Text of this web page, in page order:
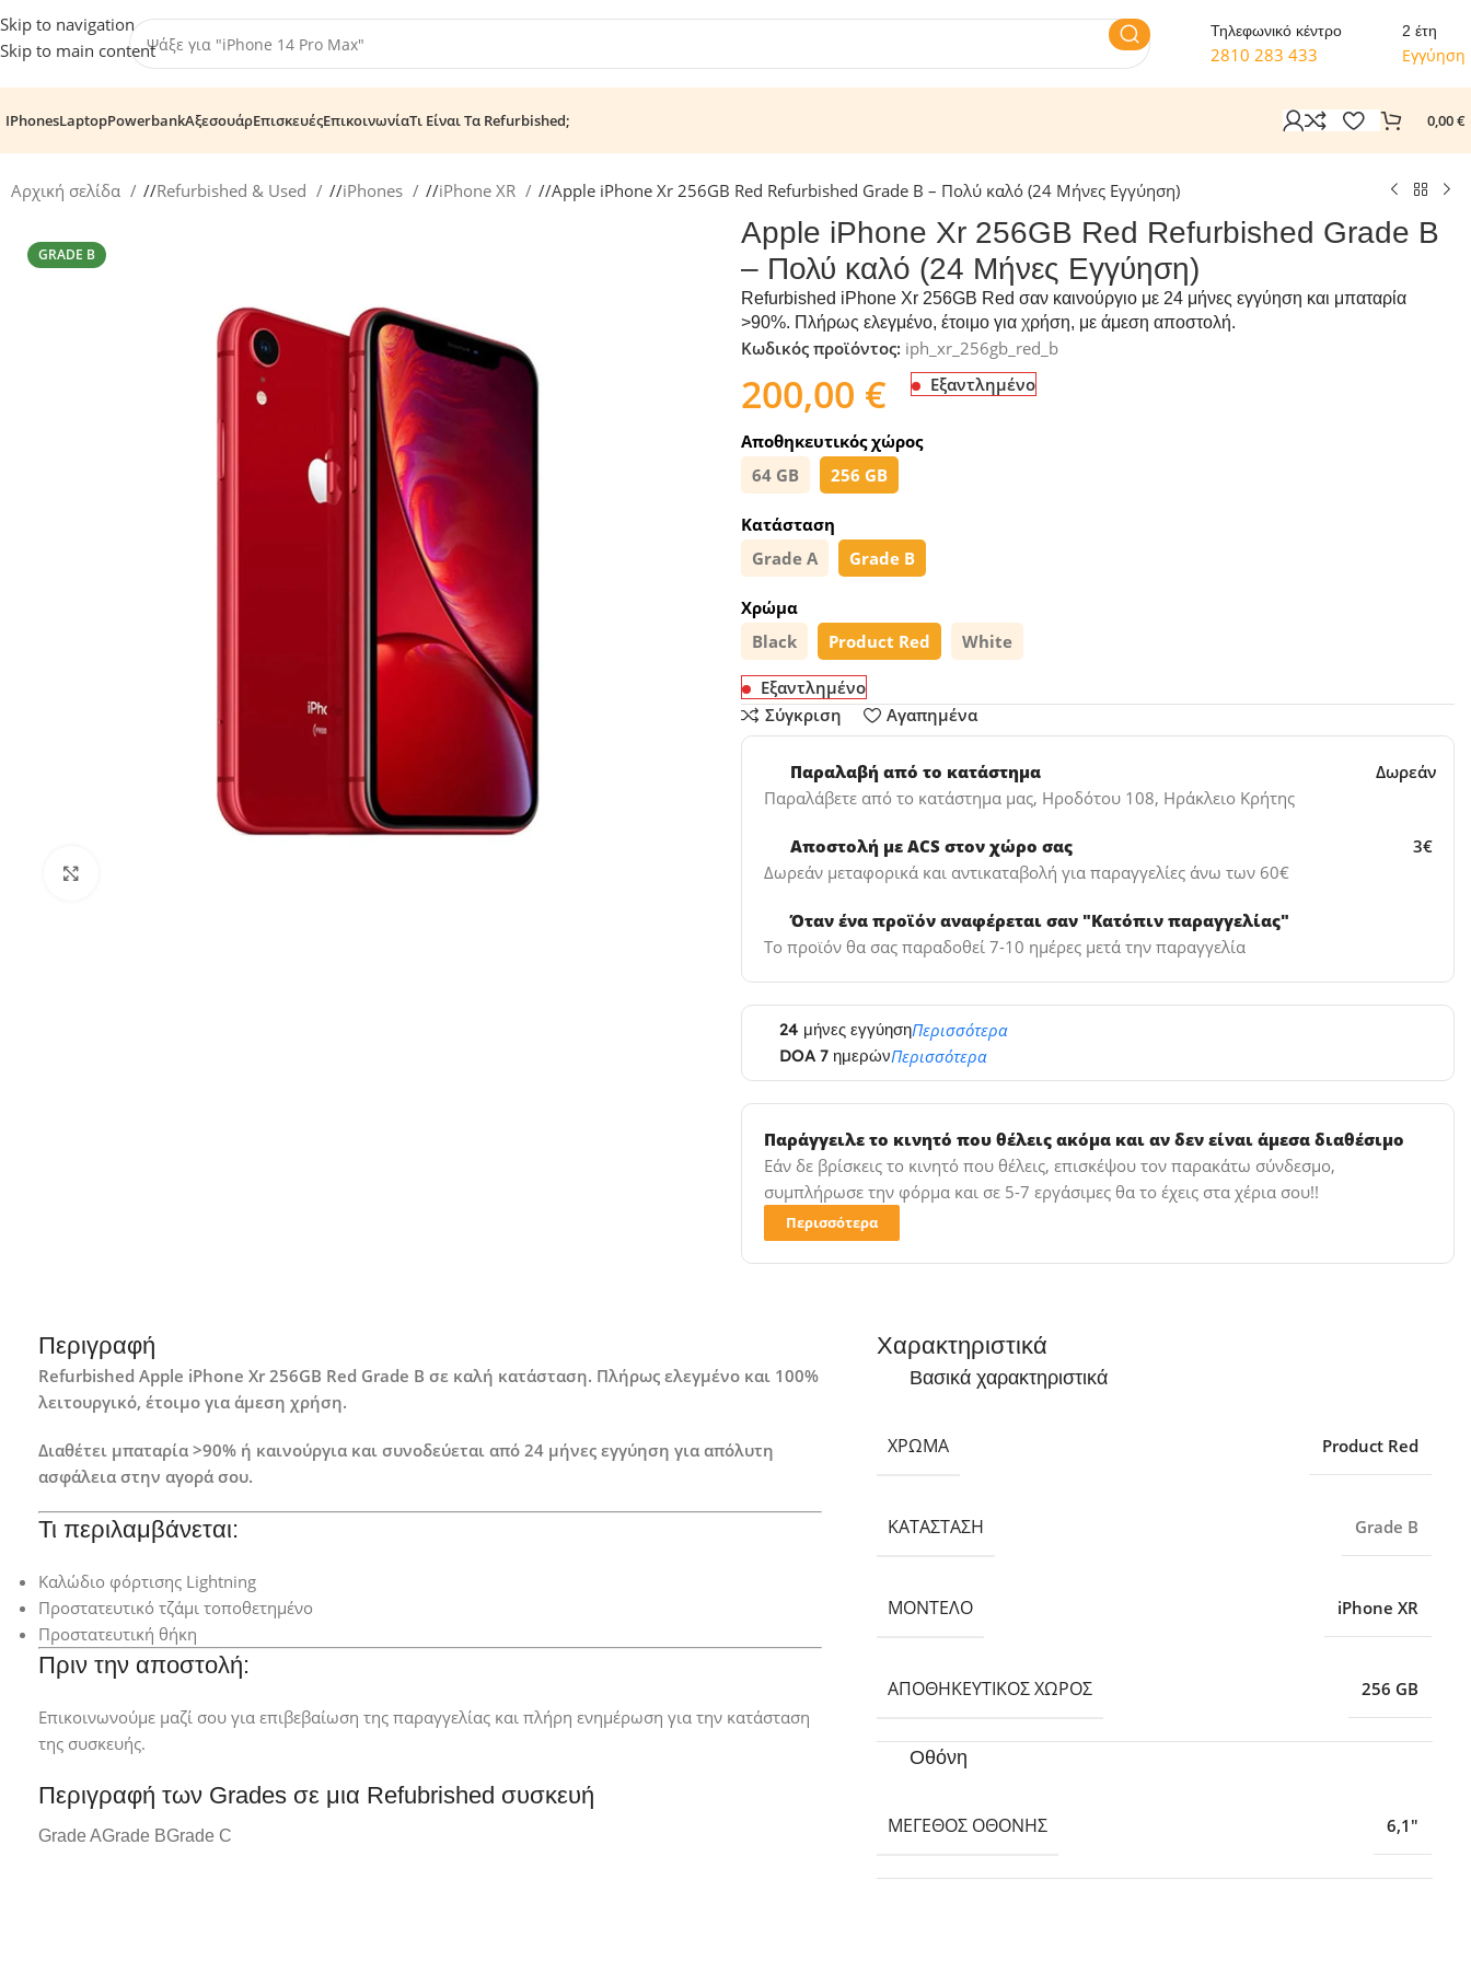
Skip to navigation
Skip to main content
Τηλεφωνικό κέντρο
2810 283 433
2 έτη
Εγγύηση
IPhonesLaptopPowerbankΑξεσουάρΕπισκευέςΕπικοινωνίαΤι Είναι Τα Refurbished; 0,00€
Αρχική σελίδα / Refurbished & Used / iPhones / iPhone XR / Apple iPhone Xr 256GB Red Refurbished Grade B – Πολύ καλό (24 Μήνες Εγγύηση)
GRADE B
Apple iPhone Xr 256GB Red Refurbished Grade B
– Πολύ καλό (24 Μήνες Εγγύηση)
Refurbished iPhone Xr 256GB Red σαν καινούργιο με 24 μήνες εγγύηση και μπαταρία
>90%. Πλήρως ελεγμένο, έτοιμο για χρήση, με άμεση αποστολή.
Κωδικός προϊόντος: iph_xr_256gb_red_b
200,00 € Εξαντλημένο
Αποθηκευτικός χώρος
64 GB
256 GB
Κατάσταση
Grade A
Grade B
Χρώμα
Black
Product Red White
Εξαντλημένο
Σύγκριση
Αγαπημένα
Παραλαβή από το κατάστημα
Παραλάβετε από το κατάστημα μας, Ηροδότου 108, Ηράκλειο Κρήτης
Δωρεάν
Αποστολή με ACS στον χώρο σας
Δωρεάν μεταφορικά και αντικαταβολή για παραγγελίες άνω των 60€
3€
Όταν ένα προϊόν αναφέρεται σαν "Κατόπιν παραγγελίας"
Το προϊόν θα σας παραδοθεί 7-10 ημέρες μετά την παραγγελία
24 μήνες εγγύησηΠερισσότερα
DOA 7 ημερώνΠερισσότερα
Παράγγειλε το κινητό που θέλεις ακόμα και αν δεν είναι άμεσα διαθέσιμο
Εάν δε βρίσκεις το κινητό που θέλεις, επισκέψου τον παρακάτω σύνδεσμο,
συμπλήρωσε την φόρμα και σε 5-7 εργάσιμες θα το έχεις στα χέρια σου!!
Περισσότερα
Περιγραφή
Refurbished Apple iPhone Xr 256GB Red Grade B σε καλή κατάσταση. Πλήρως ελεγμένο και 100%
λειτουργικό, έτοιμο για άμεση χρήση.
Διαθέτει μπαταρία >90% ή καινούργια και συνοδεύεται από 24 μήνες εγγύηση για απόλυτη
ασφάλεια στην αγορά σου.
Τι περιλαμβάνεται:
Καλώδιο φόρτισης Lightning
Προστατευτικό τζάμι τοποθετημένο
Προστατευτική θήκη
Πριν την αποστολή:
Επικοινωνούμε μαζί σου για επιβεβαίωση της παραγγελίας και πλήρη ενημέρωση για την κατάσταση
της συσκευής.
Περιγραφή των Grades σε μια Refubrished συσκευή
Grade AGrade BGrade C
Χαρακτηριστικά
Βασικά χαρακτηριστικά
ΧΡΏΜΑ Product Red
ΚΑΤΆΣΤΑΣΗ Grade B
ΜΟΝΤΈΛΟ iPhone XR
ΑΠΟΘΗΚΕΥΤΙΚΌΣ ΧΏΡΟΣ 256 GB
Οθόνη
ΜΈΓΕΘΟΣ ΟΘΌΝΗΣ 6,1″